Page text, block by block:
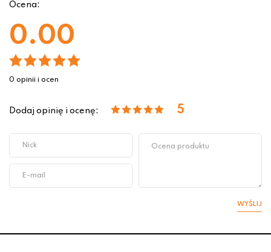
Ocena:
0.00
0 opinii i ocen
Dodaj opinię i ocenę: 5
WYŚLIJ